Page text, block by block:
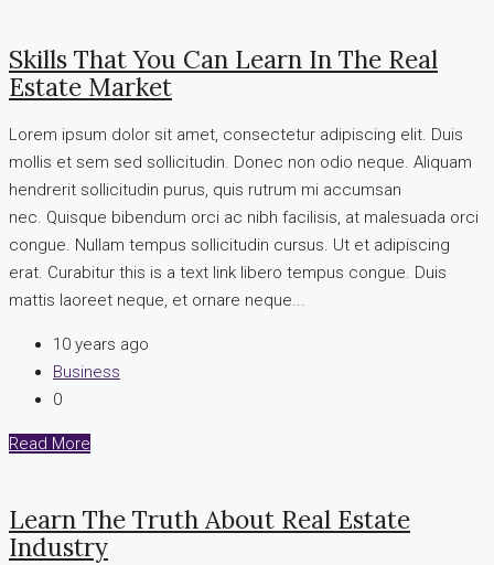
Skills That You Can Learn In The Real
Estate Market
Lorem ipsum dolor sit amet, consectetur adipiscing elit. Duis
mollis et sem sed sollicitudin. Donec non odio neque. Aliquam
hendrerit sollicitudin purus, quis rutrum mi accumsan
nec. Quisque bibendum orci ac nibh facilisis, at malesuada orci
congue. Nullam tempus sollicitudin cursus. Ut et adipiscing
erat. Curabitur this is a text link libero tempus congue. Duis
mattis laoreet neque, et ornare neque...
10 years ago
Business
0
Read More
Learn The Truth About Real Estate
Industry